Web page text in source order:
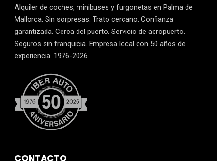
Alquiler de coches, minibuses y furgonetas en Palma de
Mallorca. Sin sorpresas. Trato cercano. Confianza
garantizada. Cerca del puerto. Servicio de aeropuerto.
Seguros sin franquicia. Empresa local con 50 años de
experiencia. 1976-2026
CONTACTO